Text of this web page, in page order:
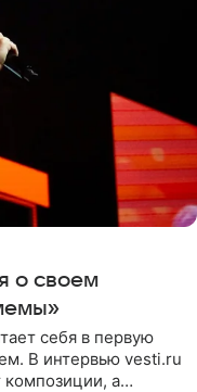
о своем
себя в первую
В интервью vesti.ru
композиции, а